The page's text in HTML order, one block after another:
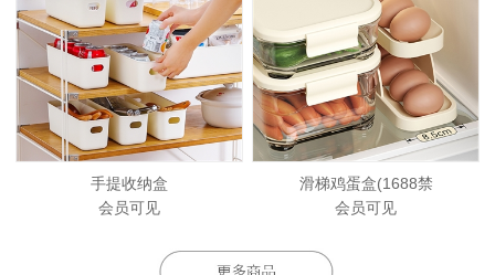
手提收纳盒
会员可见
滑梯鸡蛋盒(1688禁
会员可见